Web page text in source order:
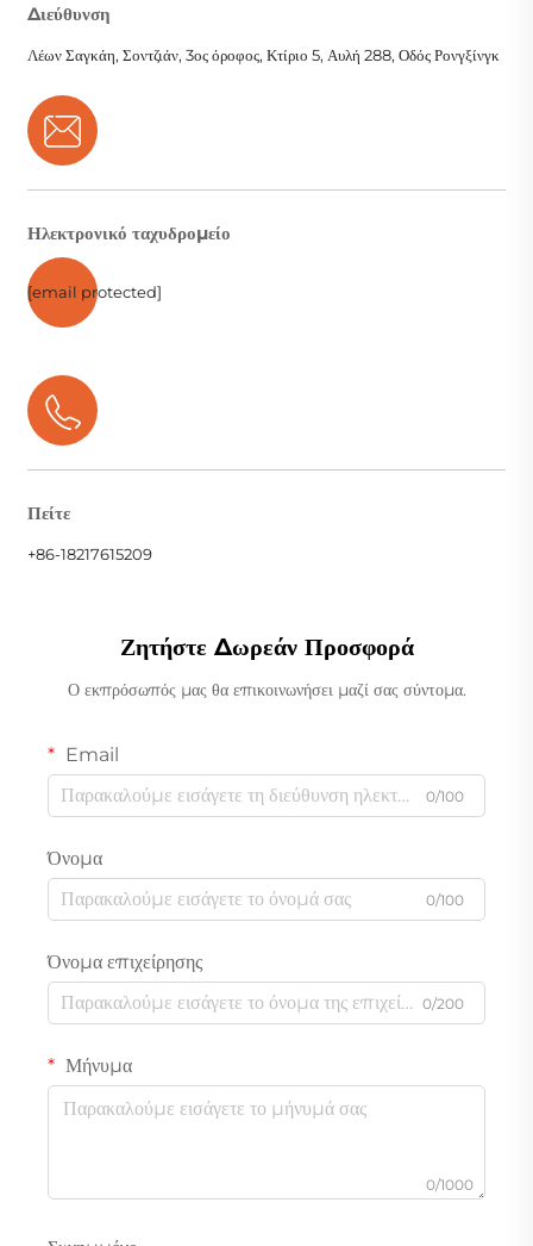
Διεύθυνση
Λέων Σαγκάη, Σοντζιάν, 3ος όροφος, Κτίριο 5, Αυλή 288, Οδός Ρονγξίνγκ
Ηλεκτρονικό ταχυδρομείο
[email protected]
Πείτε
+86-18217615209
Ζητήστε Δωρεάν Προσφορά
Ο εκπρόσωπός μας θα επικοινωνήσει μαζί σας σύντομα.
Email
0/100
Όνομα
0/100
Όνομα επιχείρησης
0/200
Μήνυμα
0/1000